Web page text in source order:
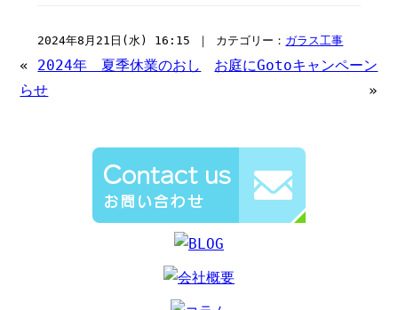
2024年8月21日(水) 16:15 ｜ カテゴリー： ガラス工事
« 2024年 夏季休業のおし
らせ
お庭にGotoキャンペーン
»